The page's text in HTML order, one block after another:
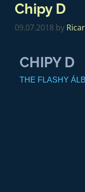
Chipy D
09.07.2018 by
CHIPY D
THE FLASHY